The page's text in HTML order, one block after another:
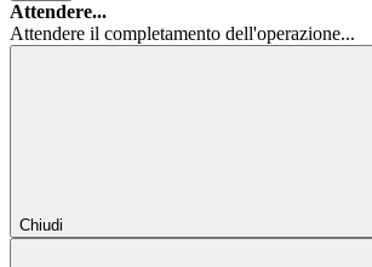
Attendere...
Attendere il completamento dell'operazione...
Chiudi